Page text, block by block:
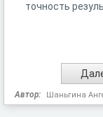
точность
Автор: Шаньгина